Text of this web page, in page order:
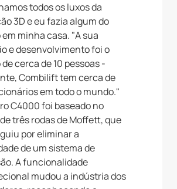
todos os luxos da
3D e eu fazia algum do
minha casa. "A sua
e desenvolvimento foi o
cerca de 10 pessoas -
Combilift tem cerca de
em todo o mundo."
C4000 foi baseado no
três rodas de Moffett, que
por eliminar a
de um sistema de
A funcionalidade
mudou a indústria dos